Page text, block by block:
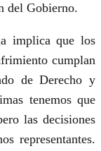
del Gobierno.
implica que los
cumplan
de Derecho y
tenemos que
las decisiones
representantes.